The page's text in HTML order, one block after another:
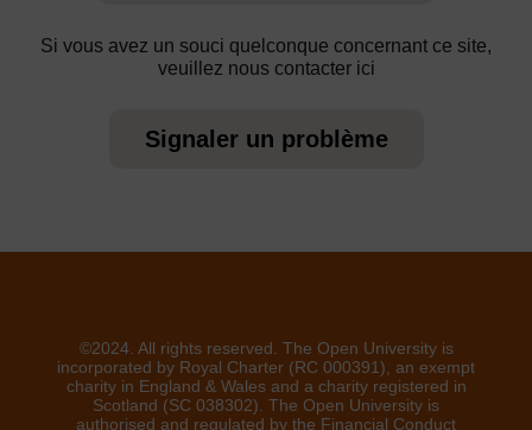
Si vous avez un souci quelconque concernant ce site,
veuillez nous contacter ici
Signaler un problème
©2024. All rights reserved. The Open University is
incorporated by Royal Charter (RC 000391), an exempt
charity in England & Wales and a charity registered in
Scotland (SC 038302). The Open University is
authorised and regulated by the Financial Conduct